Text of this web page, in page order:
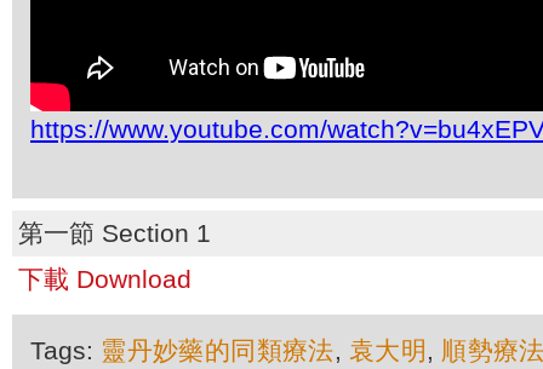
https://www.youtube.com/
第一節 Section 1
下載 Download
Tags: 靈丹妙藥的同類療法, 袁大明 , 順勢療